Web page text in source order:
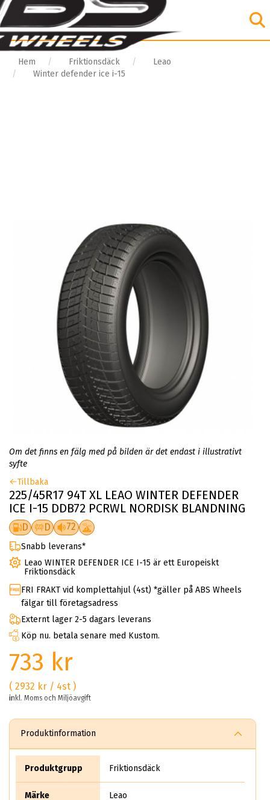
Hem Friktionsdäck
Leao
Winter defender ice i-15
Om det finns en fälg med på bilden är det endast i illustrativt
syfte
Tillbaka
225/45R17 94T XL LEAO WINTER DEFENDER
ICE I-15 DDB72 PCRWL NORDISK BLANDNING
D D 72
Snabb leverans*
Leao WINTER DEFENDER ICE I-15 är ett Europeiskt
Friktionsdäck
FRI FRAKT vid komplettahjul (4st) *gäller på ABS Wheels
fälgar till företagsadress
Externt lager 2-5 dagars leverans
Köp nu. betala senare med Kustom.
733 kr
( 2932 kr / 4st )
inkl. Moms och Miljöavgift
Produktinformation
Produktgrupp Friktionsdäck
Märke Leao